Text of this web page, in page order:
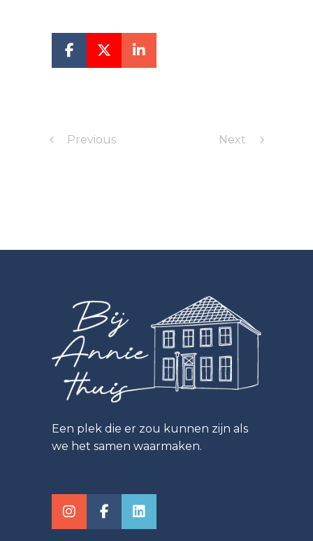
Previous Next
Een plek die er zou kunnen zijn als
we het samen waarmaken.